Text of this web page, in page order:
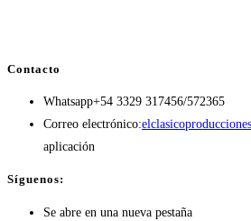
Contacto
Whatsapp+54 3329 317456/572365
Correo electrónico:
aplicación
Síguenos:
Se abre en una nueva pestaña